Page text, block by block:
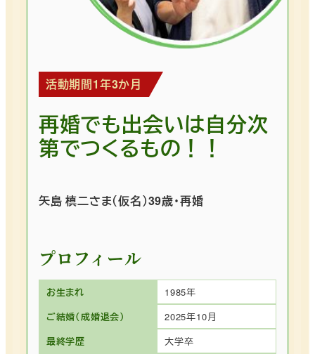
活動期間1年3か月
再婚でも出会いは自分次
第でつくるもの！！
矢島 槙二さま（仮名）39歳・再婚
プロフィール
お生まれ
1985年
ご結婚（成婚退会）
2025年10月
最終学歴
大学卒